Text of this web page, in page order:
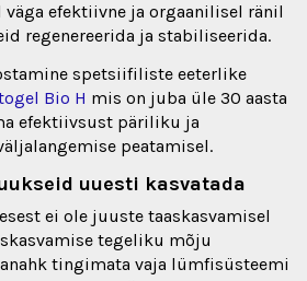
väga efektiivne ja orgaanilisel ränil
regenereerida ja stabiliseerida.
spetsiifiliste eeterlike
Bio H mis on juba üle 30 aasta
efektiivsust päriliku ja
peatamisel.
uuesti kasvatada
ei ole juuste taaskasvamisel
tegeliku mõju
tingimata vaja lümfisüsteemi